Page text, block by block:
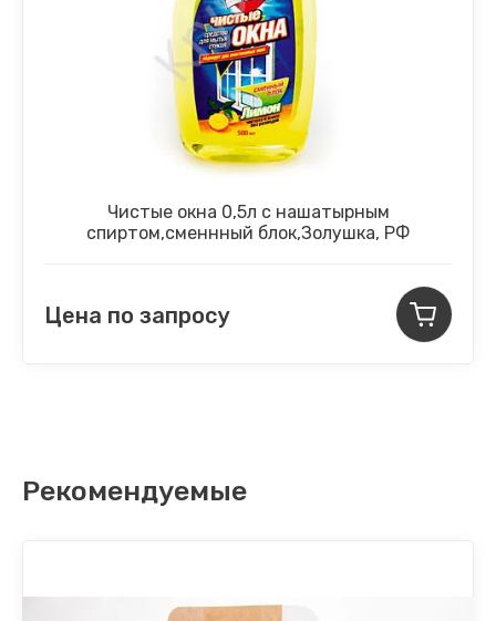
Чистые окна 0,5л с нашатырным
спиртом,сменнный блок,Золушка, РФ
Цена по запросу
Рекомендуемые